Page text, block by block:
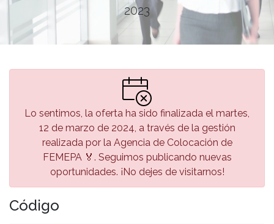
2023
Lo sentimos, la oferta ha sido finalizada el martes,
12 de marzo de 2024, a través de la gestión
realizada por la Agencia de Colocación de
FEMEPA 🏅. Seguimos publicando nuevas
oportunidades. ¡No dejes de visitarnos!
Código